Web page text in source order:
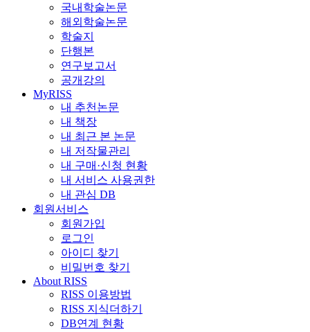
국내학술논문
해외학술논문
학술지
단행본
연구보고서
공개강의
MyRISS
내 추천논문
내 책장
내 최근 본 논문
내 저작물관리
내 구매·신청 현황
내 서비스 사용권한
내 관심 DB
회원서비스
회원가입
로그인
아이디 찾기
비밀번호 찾기
About RISS
RISS 이용방법
RISS 지식더하기
DB연계 현황